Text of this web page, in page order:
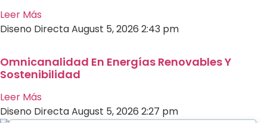
Leer Más
Diseno DirectaAugust 5, 2026 2:43 pm
Omnicanalidad En Energías Renovables Y
Sostenibilidad
Leer Más
Diseno DirectaAugust 5, 2026 2:27 pm